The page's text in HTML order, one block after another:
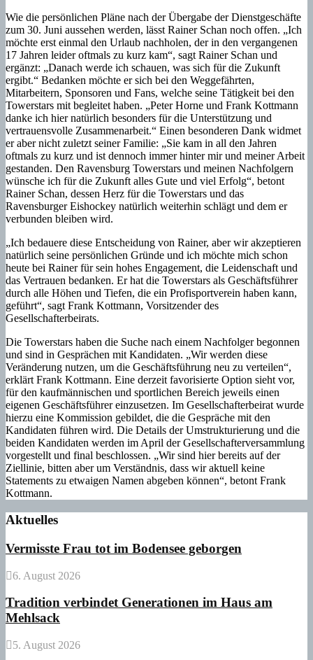
Wie die persönlichen Pläne nach der Übergabe der Dienstgeschäfte
zum 30. Juni aussehen werden, lässt Rainer Schan noch offen. „Ich
möchte erst einmal den Urlaub nachholen, der in den vergangenen
17 Jahren leider oftmals zu kurz kam“, sagt Rainer Schan und
ergänzt: „Danach werde ich schauen, was sich für die Zukunft
ergibt.“ Bedanken möchte er sich bei den Weggefährten,
Mitarbeitern, Sponsoren und Fans, welche seine Tätigkeit bei den
Towerstars mit begleitet haben. „Peter Horne und Frank Kottmann
danke ich hier natürlich besonders für die Unterstützung und
vertrauensvolle Zusammenarbeit.“ Einen besonderen Dank widmet
er aber nicht zuletzt seiner Familie: „Sie kam in all den Jahren
oftmals zu kurz und ist dennoch immer hinter mir und meiner Arbeit
gestanden. Den Ravensburg Towerstars und meinen Nachfolgern
wünsche ich für die Zukunft alles Gute und viel Erfolg“, betont
Rainer Schan, dessen Herz für die Towerstars und das
Ravensburger Eishockey natürlich weiterhin schlägt und dem er
verbunden bleiben wird.
„Ich bedauere diese Entscheidung von Rainer, aber wir akzeptieren
natürlich seine persönlichen Gründe und ich möchte mich schon
heute bei Rainer für sein hohes Engagement, die Leidenschaft und
das Vertrauen bedanken. Er hat die Towerstars als Geschäftsführer
durch alle Höhen und Tiefen, die ein Profisportverein haben kann,
geführt“, sagt Frank Kottmann, Vorsitzender des
Gesellschafterbeirats.
Die Towerstars haben die Suche nach einem Nachfolger begonnen
und sind in Gesprächen mit Kandidaten. „Wir werden diese
Veränderung nutzen, um die Geschäftsführung neu zu verteilen“,
erklärt Frank Kottmann. Eine derzeit favorisierte Option sieht vor,
für den kaufmännischen und sportlichen Bereich jeweils einen
eigenen Geschäftsführer einzusetzen. Im Gesellschafterbeirat wurde
hierzu eine Kommission gebildet, die die Gespräche mit den
Kandidaten führen wird. Die Details der Umstrukturierung und die
beiden Kandidaten werden im April der Gesellschafterversammlung
vorgestellt und final beschlossen. „Wir sind hier bereits auf der
Ziellinie, bitten aber um Verständnis, dass wir aktuell keine
Statements zu etwaigen Namen abgeben können“, betont Frank
Kottmann.
Aktuelles
Vermisste Frau tot im Bodensee geborgen
6. August 2026
Tradition verbindet Generationen im Haus am
Mehlsack
5. August 2026